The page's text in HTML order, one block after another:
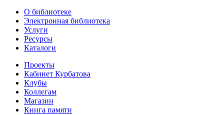
О библиотеке
Электронная библиотека
Услуги
Ресурсы
Каталоги
Проекты
Кабинет Курбатова
Клубы
Коллегам
Магазин
Книга памяти